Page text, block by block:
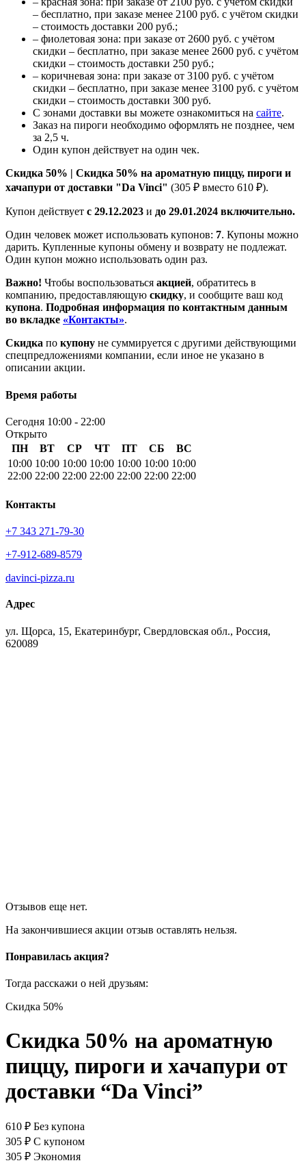
– бесплатно, при заказе менее 2100 руб. с учётом скидки
– стоимость доставки 200 руб.;
– фиолетовая зона: при заказе от 2600 руб. с учётом
скидки – бесплатно, при заказе менее 2600 руб. с учётом
скидки – стоимость доставки 250 руб.;
– коричневая зона: при заказе от 3100 руб. с учётом
скидки – бесплатно, при заказе менее 3100 руб. с учётом
скидки – стоимость доставки 300 руб.
С зонами доставки вы можете ознакомиться на сайте.
Заказ на пироги необходимо оформлять не позднее, чем
за 2,5 ч.
Один купон действует на один чек.
Скидка 50% | Скидка 50% на ароматную пиццу, пироги и
хачапури от доставки "Da Vinci" (305 ₽ вместо 610 ₽).
Купон действует с 29.12.2023 и до 29.01.2024 включительно.
Один человек может использовать купонов: 7. Купоны можно
дарить. Купленные купоны обмену и возврату не подлежат.
Один купон можно использовать один раз.
Важно! Чтобы воспользоваться акцией, обратитесь в
компанию, предоставляющую скидку, и сообщите ваш код
купона. Подробная информация по контактным данным
во вкладке «Контакты».
Скидка по купону не суммируется с другими действующими
спецпредложениями компании, если иное не указано в
описании акции.
Время работы
Сегодня 10:00 - 22:00
Открыто
ПН
ВТ СР ЧТ ПТ СБ
ВС
10:00
22:00
10:00
22:00
10:00
22:00
10:00
22:00
10:00
22:00
10:00
22:00
10:00
22:00
Контакты
+7 343 271-79-30
+7-912-689-8579
davinci-pizza.ru
Адрес
ул. Щорса, 15, Екатеринбург, Свердловская обл., Россия,
620089
Отзывов еще нет.
На закончившиеся акции отзыв оставлять нельзя.
Понравилась акция?
Тогда расскажи о ней друзьям:
Скидка 50%
Скидка 50% на ароматную
пиццу, пироги и хачапури от
доставки “Da Vinci”
610 ₽ Без купона
305 ₽ С купоном
305 ₽ Экономия